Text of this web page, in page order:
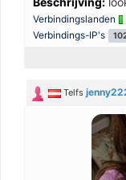
Verbindingslanden
Verbindings-IP's
Telfs